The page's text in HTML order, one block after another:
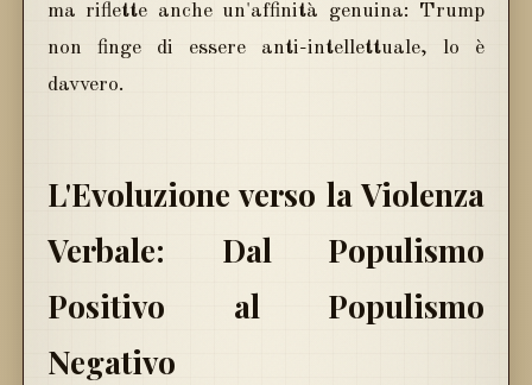
ma riflette anche un'affinità genuina: Trump
non finge di essere anti-intellettuale, lo è
davvero.
L'Evoluzione verso la Violenza
Verbale: Dal Populismo
Positivo al Populismo
Negativo